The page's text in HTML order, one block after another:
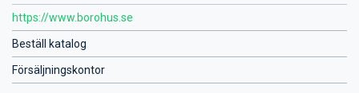
https://www.borohus.se
Beställ katalog
Försäljningskontor